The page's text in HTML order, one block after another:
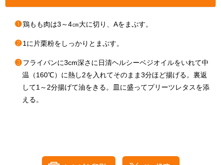
❶鶏もも肉は3～4㎝大に切り、Aをまぶす。
❷ 1に片栗粉をしっかりとまぶす。
❸ フライパンに3cm深さに日清ヘルシーベジオイルをいれて中
温（160℃）に熱し2を入れてそのまま3分ほど揚げる。裏返
して1～2分揚げて油をきる。皿に盛ってプリーツレタスを添
える。